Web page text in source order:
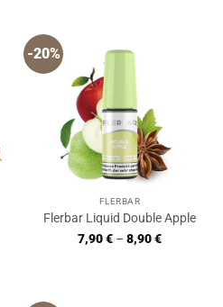
-20%
FLERBAR
Flerbar Liquid Double Apple
7,90€ – 8,90€